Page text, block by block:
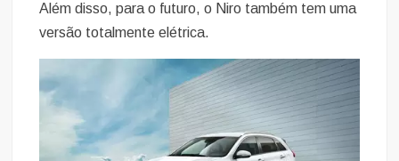
Além disso, para o futuro, o Niro também tem uma
versão totalmente elétrica.